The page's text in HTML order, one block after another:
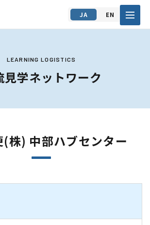
JA EN
LEARNING LOGISTICS
見学ネットワーク
株) 中部ハブセンター